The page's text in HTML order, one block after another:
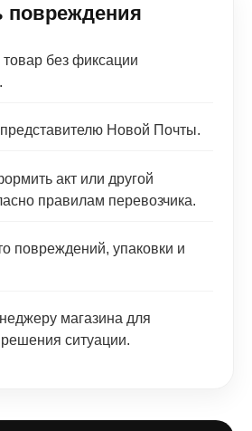
повреждения
без фиксации
Новой Почты.
акт или другой
правилам перевозчика.
повреждений, упаковки и
магазина для
ситуации.